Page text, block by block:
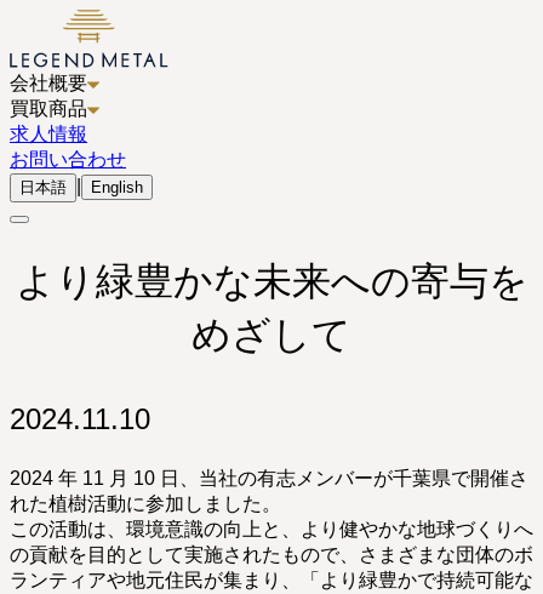
会社概要
買取商品
求人情報
お問い合わせ
日本語 English
より緑豊かな未来への寄与を
めざして
2024.11.10
2024 年 11 月 10 日、当社の有志メンバーが千葉県で開催さ
れた植樹活動に参加しました。
この活動は、環境意識の向上と、より健やかな地球づくりへ
の貢献を目的として実施されたもので、さまざまな団体のボ
ランティアや地元住民が集まり、「より緑豊かで持続可能な